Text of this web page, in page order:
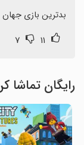
بدترین بازی جهان
۱۱ ۷
رایگان تماشا